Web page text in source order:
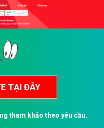
tham khảo theo yêu cầu.